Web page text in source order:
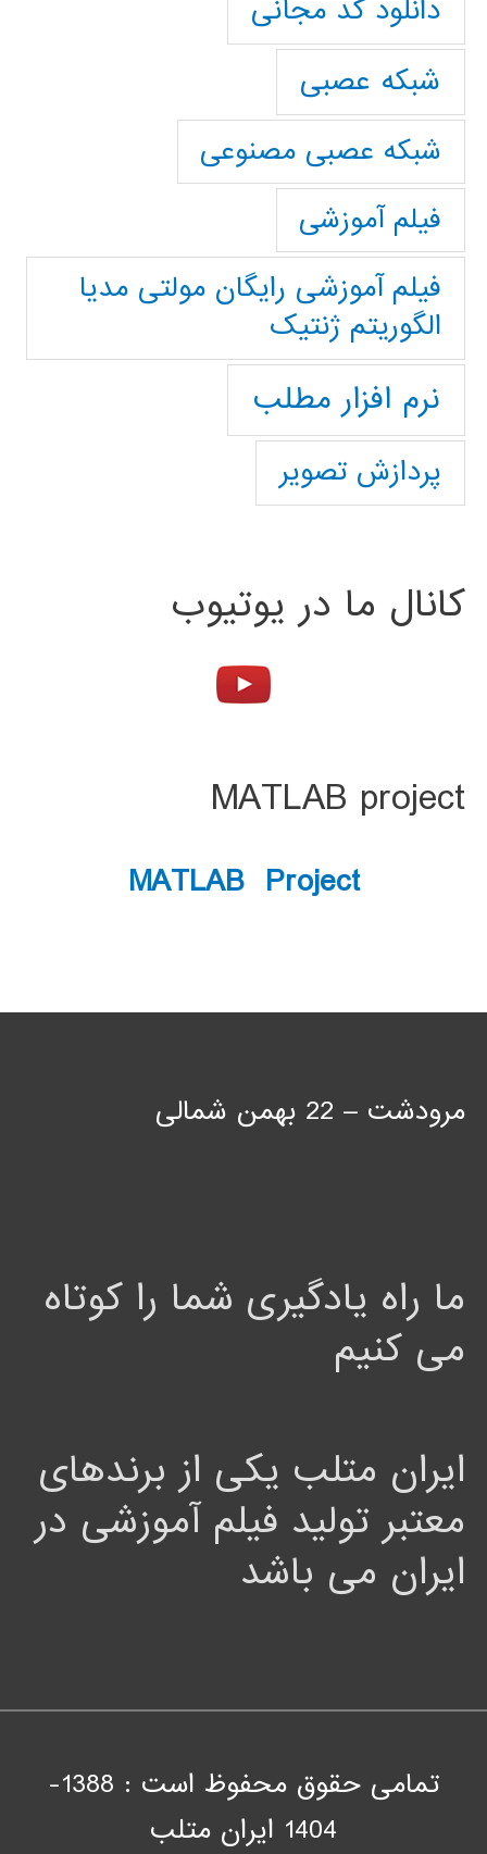
دانلود کد مجانی
شبکه عصبی
شبکه عصبی مصنوعی
فیلم آموزشی
فیلم آموزشی رایگان مولتی مدیا
الگوریتم ژنتیک
نرم افزار مطلب
پردازش تصویر
کانال ما در یوتیوب
MATLAB project
MATLAB Project
مرودشت – 22 بهمن شمالی
ما راه یادگیری شما را کوتاه
می کنیم
ایران متلب یکی از برندهای
معتبر تولید فیلم آموزشی در
ایران می باشد
تمامی حقوق محفوظ است : 1388-
1404 ايران متلب